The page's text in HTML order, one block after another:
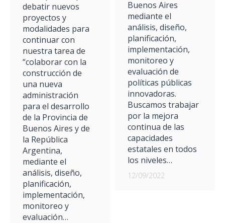
debatir nuevos
proyectos y
modalidades para
continuar con
nuestra tarea de
“colaborar con la
construcción de
una nueva
administración
para el desarrollo
de la Provincia de
Buenos Aires y de
la República
Argentina,
mediante el
análisis, diseño,
planificación,
implementación,
monitoreo y
evaluación…
Buenos Aires
mediante el
análisis, diseño,
planificación,
implementación,
monitoreo y
evaluación de
políticas públicas
innovadoras.
Buscamos trabajar
por la mejora
continua de las
capacidades
estatales en todos
los niveles…
12/09/2022